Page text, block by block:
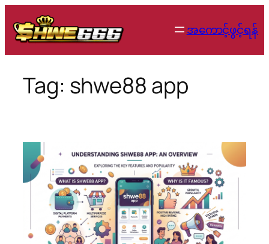
to
content
အကောင့်ဖွင့်ရန်
Tag: shwe88 app